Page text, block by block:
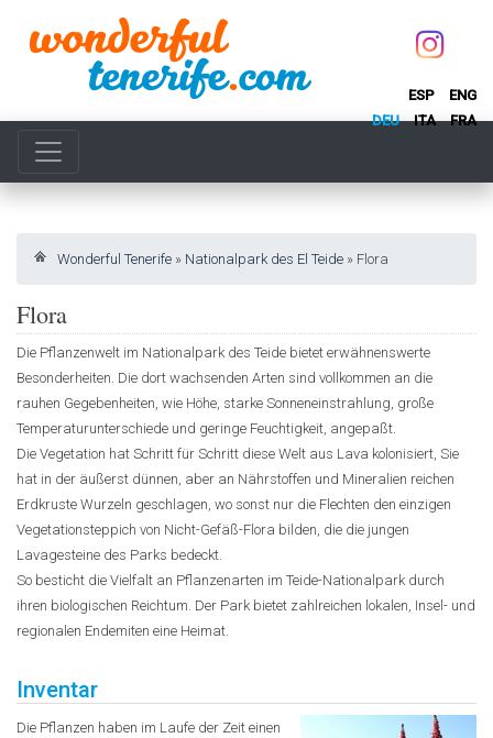
ESP
ENG
DEU
ITA FRA
Wonderful Tenerife » Nationalpark des El Teide » Flora
Flora
Die Pflanzenwelt im Nationalpark des Teide bietet erwähnenswerte
Besonderheiten. Die dort wachsenden Arten sind vollkommen an die
rauhen Gegebenheiten, wie Höhe, starke Sonneneinstrahlung, große
Temperaturunterschiede und geringe Feuchtigkeit, angepaßt.
Die Vegetation hat Schritt für Schritt diese Welt aus Lava kolonisiert, Sie
hat in der äußerst dünnen, aber an Nährstoffen und Mineralien reichen
Erdkruste Wurzeln geschlagen, wo sonst nur die Flechten den einzigen
Vegetationsteppich von Nicht-Gefäß-Flora bilden, die die jungen
Lavagesteine des Parks bedeckt.
So besticht die Vielfalt an Pflanzenarten im Teide-Nationalpark durch
ihren biologischen Reichtum. Der Park bietet zahlreichen lokalen, Insel- und
regionalen Endemiten eine Heimat.
Inventar
Die Pflanzen haben im Laufe der Zeit einen